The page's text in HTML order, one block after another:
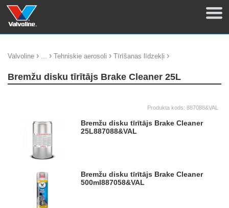
Valvoline › ... › Tehniskie aerosoli › Tīrīšanas līdzekļi ›
Bremžu disku tīrītājs Brake Cleaner 25L
Produkta kods: 887088&VAL
Bremžu disku tīrītājs Brake Cleaner
25L887088&VAL
Bremžu disku tīrītājs Brake Cleaner
500ml887058&VAL